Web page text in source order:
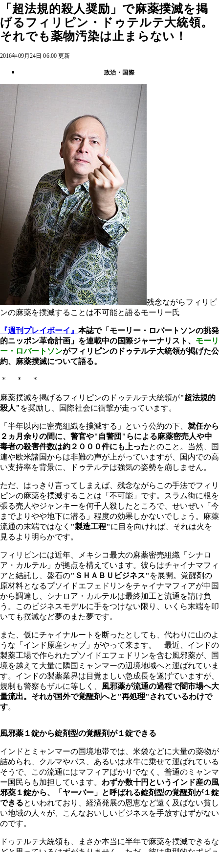
「超法規的殺人奨励」で麻薬撲滅を掲
げるフィリピン・ドゥテルテ大統領。
それでも薬物汚染は止まらない！
2016年09月24日 06:00 更新
政治・国際
残念ながらフィリピ
ンの麻薬を撲滅することは不可能と語るモーリー氏
『週刊プレイボーイ』 本誌で「モーリー・ロバートソンの挑発
的ニッポン革命計画」を連載中の国際ジャーナリスト、 モーリ
ー・ロバートソンがフィリピンのドゥテルテ大統領が掲げた公
約、麻薬撲滅について語る。
＊ ＊ ＊
麻薬撲滅を掲げるフィリピンのドゥテルテ大統領が"超法規的
殺人" を奨励し、国際社会に衝撃が走っています。
「半年以内に密売組織を撲滅する」という公約の下、 就任から
２ヵ月余りの間に、警官や"自警団"らによる麻薬密売人や中
毒者の殺害件数は約２０００件にも上ったとのこと。当然、国
連や欧米諸国からは非難の声が上がっていますが、国内での高
い支持率を背景に、ドゥテルテは強気の姿勢を崩しません。
ただ、はっきり言ってしまえば、残念ながらこの手法でフィリ
ピンの麻薬を撲滅することは「不可能」です。スラム街に根を
張る売人やジャンキーを何千人殺したところで、せいぜい「今
までよりやや地下に潜る」程度の効果しかないでしょう。麻薬
流通の末端ではなく "製造工程"に目を向ければ、それは火を
見るより明らかです。
フィリピンには近年、メキシコ最大の麻薬密売組織「シナロ
ア・カルテル」が拠点を構えています。彼らはチャイナマフィ
アと結託し、盤石の"ＳＨＡＢＵビジネス" を展開。覚醒剤の
原材料となるプソイドエフェドリンをチャイナマフィアが中国
から調達し、シナロア・カルテルは最終加工と流通を請け負
う。このビジネスモデルに手をつけない限り、いくら末端を叩
いても撲滅など夢のまた夢です。
また、仮にチャイナルートを断ったとしても、代わりに山のよ
うな「インド原産シャブ」がやって来ます。 最近、インドの
製薬工場で作られたプソイドエフェドリンを含む風邪薬が、国
境を越えて大量に隣国ミャンマーの辺境地域へと運ばれていま
す。インドの製薬業界は目覚ましい急成長を遂げていますが、
規制も警察もザルに等しく、 風邪薬が流通の過程で闇市場へ大
量流出。それが国外で覚醒剤へと"再処理"されているわけで
す。
風邪薬１錠から錠剤型の覚醒剤が１錠できる
インドとミャンマーの国境地帯では、米袋などに大量の薬物が
詰められ、クルマやバス、あるいは水牛に乗せて運ばれている
そうで、この流通にはマフィアばかりでなく、普通のミャンマ
ー国民らも加担しています。 わずか数十円というインド産の風
邪薬１錠から、「ヤーバー」と呼ばれる錠剤型の覚醒剤が１錠
できるといわれており、経済発展の恩恵など遠く及ばない貧し
い地域の人々が、こんなおいしいビジネスを手放すはずがない
のです。
ドゥテルテ大統領も、まさか本当に半年で麻薬を撲滅できるな